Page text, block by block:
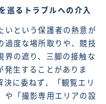
巡るトラブルへの介入
という保護者の熱意が
過度な場所取りや、競技
界の遮り、三脚の接触な
発生することがありま
に委ねず、「観覧エリ
や「撮影専用エリアの設